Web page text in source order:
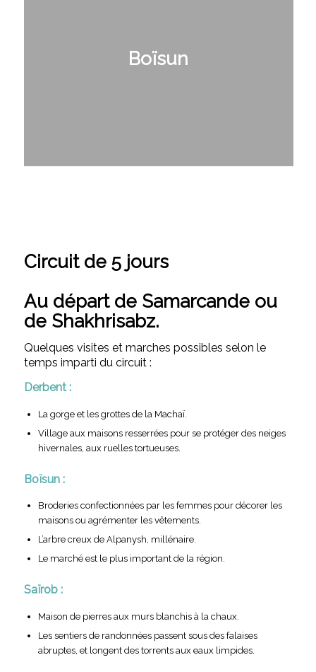
Boïsun
Circuit de 5 jours
Au départ de Samarcande ou
de Shakhrisabz.
Quelques visites et marches possibles selon le
temps imparti du circuit :
Derbent :
La gorge et les grottes de la Machaï.
Village aux maisons resserrées pour se protéger des neiges
hivernales, aux ruelles tortueuses.
Boïsun :
Broderies confectionnées par les femmes pour décorer les
maisons ou agrémenter les vêtements.
L’arbre creux de Alpanysh, millénaire.
Le marché est le plus important de la région.
Saïrob :
Maison de pierres aux murs blanchis à la chaux.
Les sentiers de randonnées passent sous des falaises
abruptes, et longent des torrents aux eaux limpides.